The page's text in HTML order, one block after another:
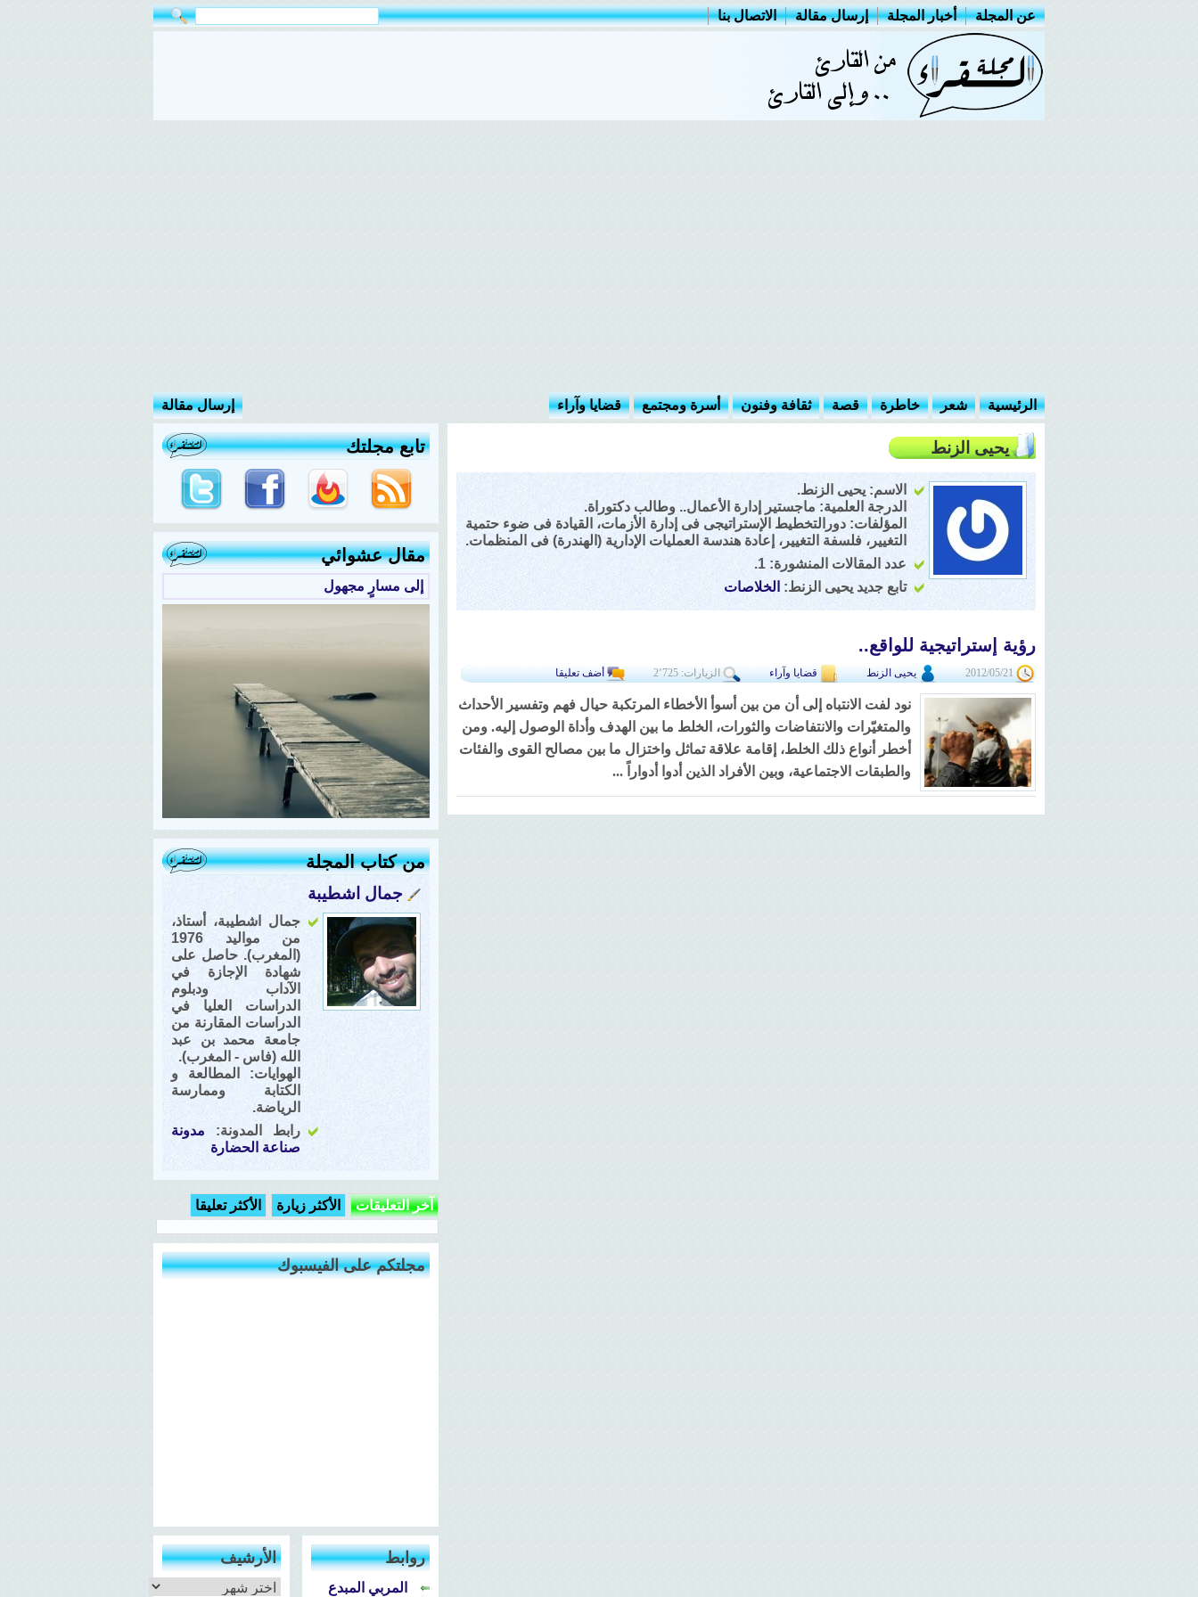
عن المجلة أخبار المجلة إرسال مقالة الاتصال بنا
الرئيسية شعر خاطرة قصة ثقافة وفنون أسرة ومجتمع قضايا وآراء إرسال مقالة
يحيى الزنط
الاسم: يحيى الزنط.
الدرجة العلمية: ماجستير إدارة الأعمال.. وطالب دكتوراة.
المؤلفات: دورالتخطيط الإستراتيجى فى إدارة الأزمات، القيادة فى ضوء حتمية
التغيير، فلسفة التغيير، إعادة هندسة العمليات الإدارية (الهندرة) فى المنظمات.
عدد المقالات المنشورة: 1.
تابع جديد يحيى الزنط: الخلاصات
رؤية إستراتيجية للواقع..
2012/05/21 يحيى الزنط قضايا وآراء الزيارات: 2٬725 أضف تعليقا
نود لفت الانتباه إلى أن من بين أسوأ الأخطاء المرتكبة حيال فهم وتفسير الأحداث
والمتغيّرات والانتفاضات والثورات، الخلط ما بين الهدف وأداة الوصول إليه. ومن
أخطر أنواع ذلك الخلط، إقامة علاقة تماثل واختزال ما بين مصالح القوى والفئات
والطبقات الاجتماعية، وبين الأفراد الذين أدوا أدواراً ...
تابع مجلتك
مقال عشوائي
إلى مسارٍ مجهول
من كتاب المجلة
جمال اشطيبة
جمال اشطيبة، أستاذ،
من مواليد 1976
(المغرب). حاصل على
شهادة الإجازة في
الآداب ودبلوم
الدراسات العليا في
الدراسات المقارنة من
جامعة محمد بن عبد
الله (فاس - المغرب).
الهوايات: المطالعة و
الكتابة وممارسة
الرياضة.
رابط المدونة: مدونة
صناعة الحضارة
آخر التعليقات الأكثر زيارة الأكثر تعليقا
مجلتكم على الفيسبوك
روابط
المربي المبدع
الأرشيف
الأرشيف